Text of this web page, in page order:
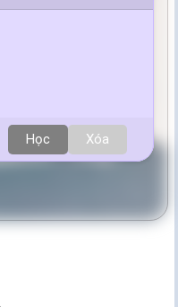
Học Xóa